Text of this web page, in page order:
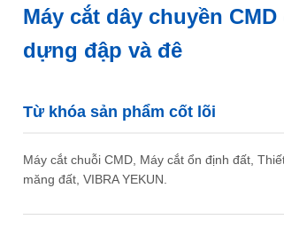
Máy cắt dây chuyền
dựng đập và đê
Từ khóa sản phẩm cốt lõi
Máy cắt chuỗi CMD, Máy cắt ổn định đất,
măng đất, VIBRA YEKUN.